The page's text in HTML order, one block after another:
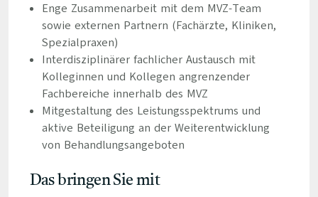
Enge Zusammenarbeit mit dem MVZ-Team
sowie externen Partnern (Fachärzte, Kliniken,
Spezialpraxen)
Interdisziplinärer fachlicher Austausch mit
Kolleginnen und Kollegen angrenzender
Fachbereiche innerhalb des MVZ
Mitgestaltung des Leistungsspektrums und
aktive Beteiligung an der Weiterentwicklung
von Behandlungsangeboten
Das bringen Sie mit